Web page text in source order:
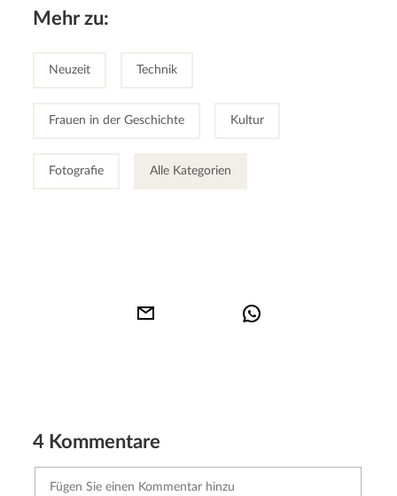
Mehr zu:
Neuzeit Technik
Frauen in der Geschichte Kultur
Fotografie Alle Kategorien
4 Kommentare